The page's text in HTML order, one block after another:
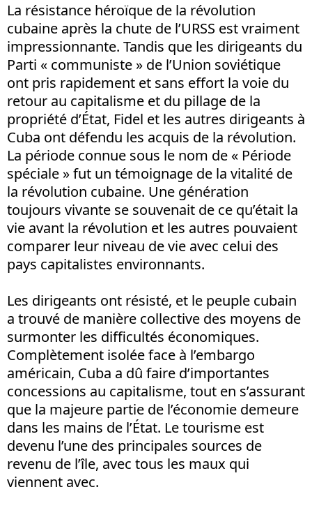
La résistance héroïque de la révolution
cubaine après la chute de l’URSS est vraiment
impressionnante. Tandis que les dirigeants du
Parti « communiste » de l’Union soviétique
ont pris rapidement et sans effort la voie du
retour au capitalisme et du pillage de la
propriété d’État, Fidel et les autres dirigeants à
Cuba ont défendu les acquis de la révolution.
La période connue sous le nom de « Période
spéciale » fut un témoignage de la vitalité de
la révolution cubaine. Une génération
toujours vivante se souvenait de ce qu’était la
vie avant la révolution et les autres pouvaient
comparer leur niveau de vie avec celui des
pays capitalistes environnants.
Les dirigeants ont résisté, et le peuple cubain
a trouvé de manière collective des moyens de
surmonter les difficultés économiques.
Complètement isolée face à l’embargo
américain, Cuba a dû faire d’importantes
concessions au capitalisme, tout en s’assurant
que la majeure partie de l’économie demeure
dans les mains de l’État. Le tourisme est
devenu l’une des principales sources de
revenu de l’île, avec tous les maux qui
viennent avec.